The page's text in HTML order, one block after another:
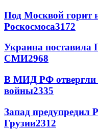
Под Москвой горит
Роскосмоса3172
Украина поставила
СМИ2968
В МИД РФ отвергли
войны2335
Запад предупредил
Грузии2312